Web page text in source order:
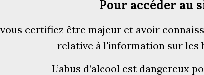
Pour accéder au
vous certifiez être majeur et avoir
relative à l'information sur les
L’abus d’alcool est dangereux